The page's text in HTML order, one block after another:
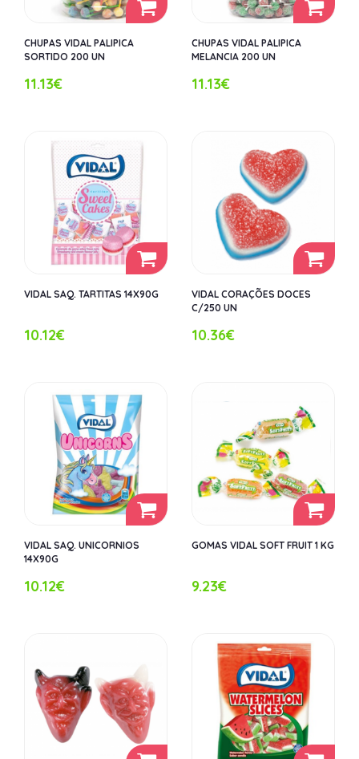
CHUPAS VIDAL PALIPICA
SORTIDO 200 UN
11.13€
CHUPAS VIDAL PALIPICA
MELANCIA 200 UN
11.13€
VIDAL SAQ. TARTITAS 14X90G
10.12€
VIDAL CORAÇÕES DOCES
C/250 UN
10.36€
VIDAL SAQ. UNICORNIOS
14X90G
10.12€
GOMAS VIDAL SOFT FRUIT 1 KG
9.23€